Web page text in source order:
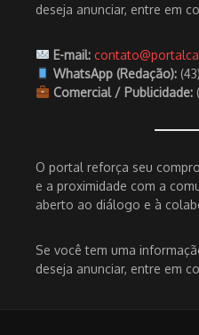
deseja anunciar, entre em
E-mail:
WhatsApp (Redação):
Comercial / Publicidade:
O portal reforça seu
e a proximidade com a
aberto ao diálogo e à
Se você tem uma
deseja anunciar, entre em